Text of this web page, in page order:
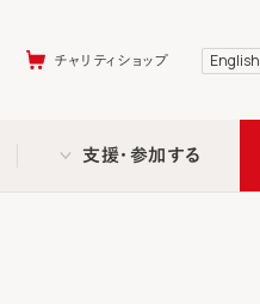
チャリティショップ English
支援・参加する